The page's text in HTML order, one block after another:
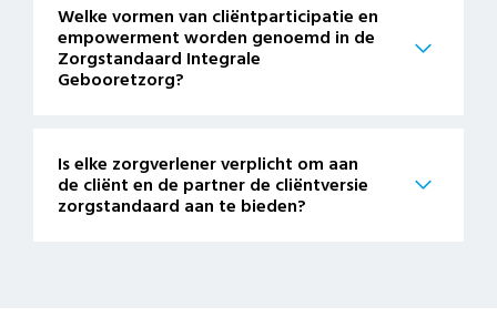
Welke vormen van cliëntparticipatie en
empowerment worden genoemd in de
Zorgstandaard Integrale
Gebooretzorg?
Is elke zorgverlener verplicht om aan
de cliënt en de partner de cliëntversie